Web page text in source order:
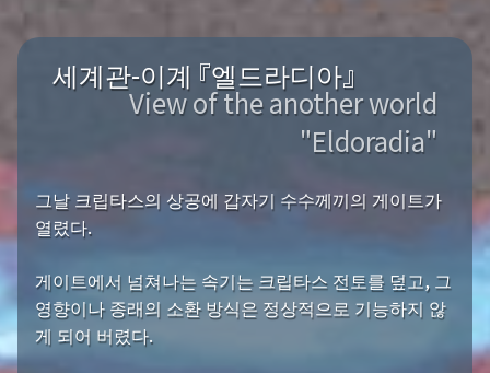
세계관-이계 『엘드라디아』
View of the another world
"Eldoradia"
그날 크립타스의 상공에 갑자기 수수께끼의 게이트가
열렸다.
게이트에서 넘쳐나는 속기는 크립타스 전토를 덮고, 그
영향이나 종래의 소환 방식은 정상적으로 기능하지 않
게 되어 버렸다.